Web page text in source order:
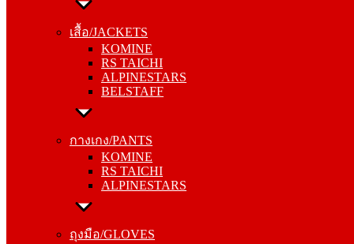
เสื้อ/JACKETS
KOMINE
RS TAICHI
ALPINESTARS
BELSTAFF
กางเกง/PANTS
KOMINE
RS TAICHI
ALPINESTARS
ถุงมือ/GLOVES
เสื้อ/JACKETS
RS TAICHI
ALPINESTARS
BELSTAFF
กางเกง/PANTS
RS TAICHI
ALPINESTARS
ถุงมือ/GLOVES
RS TAICHI